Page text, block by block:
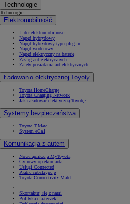
Technologie
Technologie
Elektromobilność
Lider elektromobilności
Napęd hybrydowy
Napęd hybrydowy typu plug-in
Napęd wodorowy
Napęd elektryczny na baterię
Zasięg aut elektrycznych
Zalety posiadania aut elektrycznych
Ładowanie elektrycznej Toyoty
Toyota HomeCharge
Toyota Charging Network
Jak naładować elektryczną Toyotę?
Systemy bezpieczeństwa
Toyota T-Mate
System eCall
Komunikacja z autem
Nowa aplikacja MyToyota
Cyfrowy opiekun auta
Usługi Connected
Płatne subskrypcje
Toyota Connectivity Match
Skontaktuj się z nami
Polityka ciasteczek